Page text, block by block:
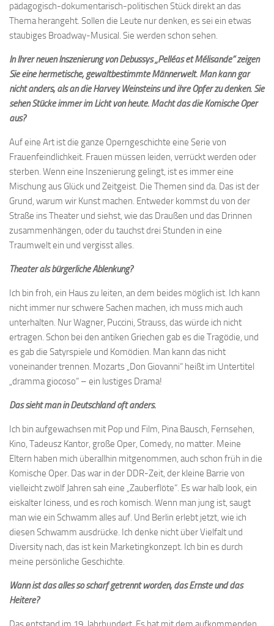
pädagogisch-dokumentarisch-politischen Stück direkt an das
Thema herangeht. Sollen die Leute nur denken, es sei ein etwas
staubiges Broadway-Musical. Sie werden schon sehen.
In Ihrer neuen Inszenierung von Debussys „Pelléas et Mélisande“ zeigen
Sie eine hermetische, gewaltbestimmte Männerwelt. Man kann gar
nicht anders, als an die Harvey Weinsteins und ihre Opfer zu denken. Sie
sehen Stücke immer im Licht von heute. Macht das die Komische Oper
aus?
Auf eine Art ist die ganze Operngeschichte eine Serie von
Frauenfeindlichkeit. Frauen müssen leiden, verrückt werden oder
sterben. Wenn eine Inszenierung gelingt, ist es immer eine
Mischung aus Glück und Zeitgeist. Die Themen sind da. Das ist der
Grund, warum wir Kunst machen. Entweder kommst du von der
Straße ins Theater und siehst, wie das Draußen und das Drinnen
zusammenhängen, oder du tauchst drei Stunden in eine
Traumwelt ein und vergisst alles.
Theater als bürgerliche Ablenkung?
Ich bin froh, ein Haus zu leiten, an dem beides möglich ist. Ich kann
nicht immer nur schwere Sachen machen, ich muss mich auch
unterhalten. Nur Wagner, Puccini, Strauss, das würde ich nicht
ertragen. Schon bei den antiken Griechen gab es die Tragödie, und
es gab die Satyrspiele und Komödien. Man kann das nicht
voneinander trennen. Mozarts „Don Giovanni“ heißt im Untertitel
„dramma giocoso“ – ein lustiges Drama!
Das sieht man in Deutschland oft anders.
Ich bin aufgewachsen mit Pop und Film, Pina Bausch, Fernsehen,
Kino, Tadeusz Kantor, große Oper, Comedy, no matter. Meine
Eltern haben mich überallhin mitgenommen, auch schon früh in die
Komische Oper. Das war in der DDR-Zeit, der kleine Barrie von
vielleicht zwölf Jahren sah eine „Zauberflöte“. Es war halb look, ein
eiskalter Iciness, und es roch komisch. Wenn man jung ist, saugt
man wie ein Schwamm alles auf. Und Berlin erlebt jetzt, wie ich
diesen Schwamm ausdrücke. Ich denke nicht über Vielfalt und
Diversity nach, das ist kein Marketingkonzept. Ich bin es durch
meine persönliche Geschichte.
Wann ist das alles so scharf getrennt worden, das Ernste und das
Heitere?